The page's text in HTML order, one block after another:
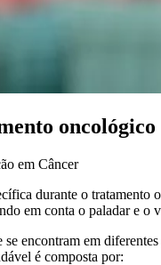
oncológico
em Câncer
durante o
em conta o paladar e
encontram em
é composta por: